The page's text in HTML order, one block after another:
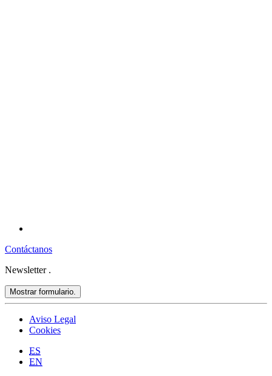
Contáctanos
Newsletter .
Mostrar formulario.
Aviso Legal
Cookies
ES
EN